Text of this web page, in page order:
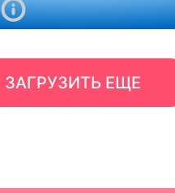
ЗАГРУЗИТЬ ЕЩЕ